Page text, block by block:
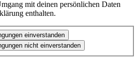
mit deinen persönlichen Daten
enthalten.